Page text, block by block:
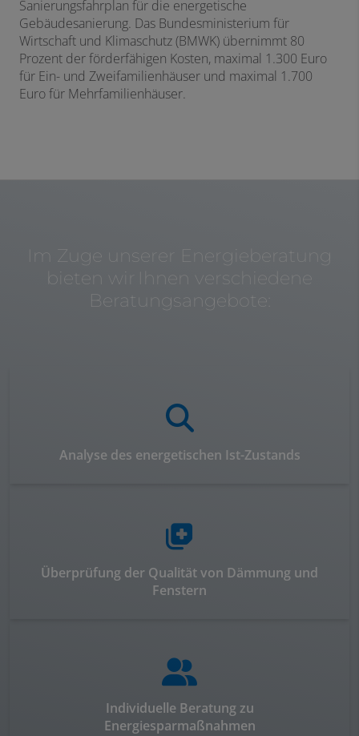
Sanierungsfahrplan für die energetische
Gebäudesanierung. Das Bundesministerium für
Wirtschaft und Klimaschutz (BMWK) übernimmt 80
Prozent der förderfähigen Kosten, maximal 1.300 Euro
für Ein- und Zweifamilienhäuser und maximal 1.700
Euro für Mehrfamilienhäuser.
Im Zuge unserer Energieberatung
bieten wir Ihnen verschiedene
Beratungsangebote:
Analyse des energetischen Ist-Zustands
Überprüfung der Qualität von Dämmung und
Fenstern
Individuelle Beratung zu
Energiesparmaßnahmen